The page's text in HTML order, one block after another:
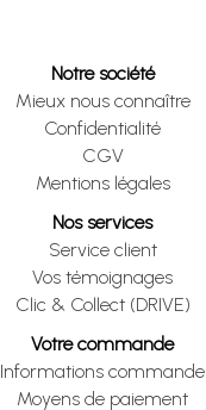
Notre société
Mieux nous connaître
Confidentialité
CGV
Mentions légales
Nos services
Service client
Vos témoignages
Clic & Collect (DRIVE)
Votre commande
Informations commande
Moyens de paiement